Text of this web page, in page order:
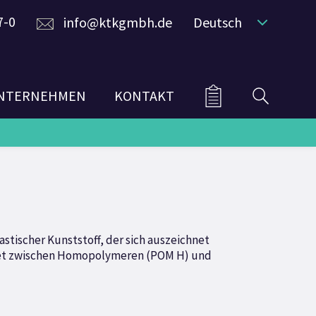
0 info@ktkgmbh.de Deutsch
KONTAKT
Kunststoff, der sich auszeichnet
Homopolymeren (POM H) und